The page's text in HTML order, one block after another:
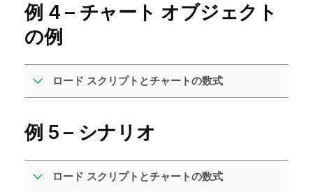
例 4 – チャート オブジェクト
の例
ロード スクリプトとチャートの数式
例 5 – シナリオ
ロード スクリプトとチャートの数式